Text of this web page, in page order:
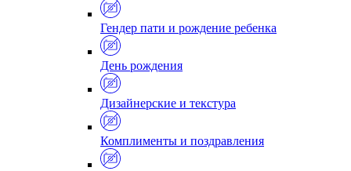
Гендер пати и рождение ребенка
День рождения
Дизайнерские и текстура
Комплименты и поздравления